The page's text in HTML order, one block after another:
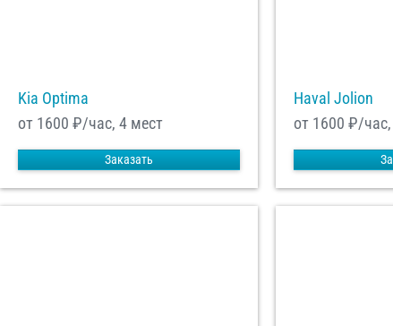
Kia Optima
от 1600 ₽/час, 4 мест
Заказать
Haval Jolion
от 1600 ₽/